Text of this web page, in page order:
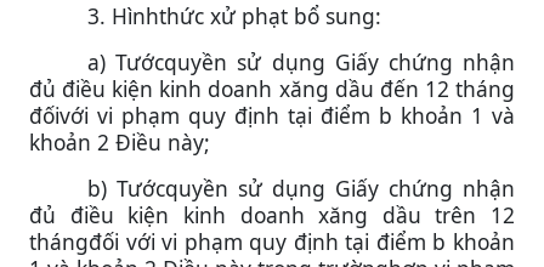
3. Hìnhthức xử phạt bổ sung:
a) Tướcquyền sử dụng Giấy chứng nhận
đủ điều kiện kinh doanh xăng dầu đến 12 tháng
đốivới vi phạm quy định tại điểm b khoản 1 và
khoản 2 Điều này;
b) Tướcquyền sử dụng Giấy chứng nhận
đủ điều kiện kinh doanh xăng dầu trên 12
thángđối với vi phạm quy định tại điểm b khoản